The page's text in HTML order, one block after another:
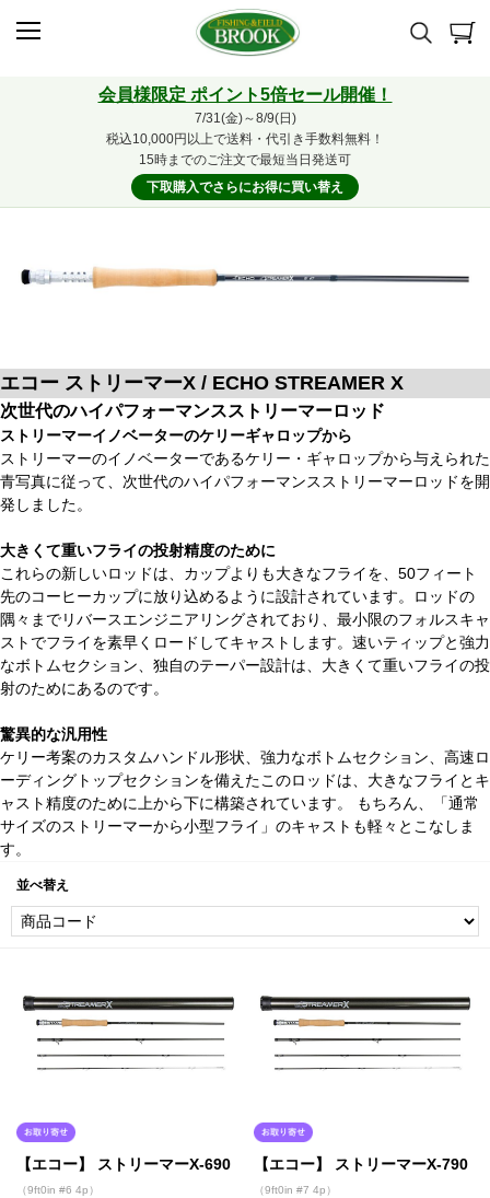
会員様限定 ポイント5倍セール開催！
7/31(金)～8/9(日)
税込10,000円以上で送料・代引き手数料無料！
15時までのご注文で最短当日発送可
下取購入でさらにお得に買い替え
エコー ストリーマーX / ECHO STREAMER X
次世代のハイパフォーマンスストリーマーロッド
ストリーマーイノベーターのケリーギャロップから
ストリーマーのイノベーターであるケリー・ギャロップから与えられた
青写真に従って、次世代のハイパフォーマンスストリーマーロッドを開
発しました。
大きくて重いフライの投射精度のために
これらの新しいロッドは、カップよりも大きなフライを、50フィート
先のコーヒーカップに放り込めるように設計されています。ロッドの
隅々までリバースエンジニアリングされており、最小限のフォルスキャ
ストでフライを素早くロードしてキャストします。速いティップと強力
なボトムセクション、独自のテーパー設計は、大きくて重いフライの投
射のためにあるのです。
驚異的な汎用性
ケリー考案のカスタムハンドル形状、強力なボトムセクション、高速ロ
ーディングトップセクションを備えたこのロッドは、大きなフライとキ
ャスト精度のために上から下に構築されています。 もちろん、「通常
サイズのストリーマーから小型フライ」のキャストも軽々とこなしま
す。
並べ替え
【エコー】 ストリーマーX-690
（9ft0in #6 4p）
【エコー】 ストリーマーX-790
（9ft0in #7 4p）